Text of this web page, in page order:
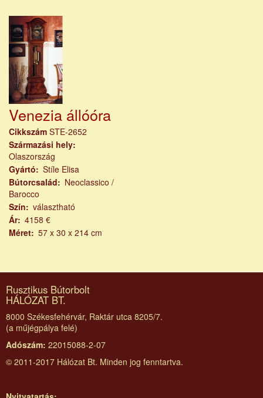
Venezia állóóra
Cikkszám STE-2652
Származási hely
Olaszország
Gyártó
Stíle Elisa
Bútorcsalád
Neoclassico /
Barocco
Szín
választható
Ár 4158 €
Méret 57 x 30 x 214 cm
Rusztikus Bútorbolt
HÁLÓZAT BT.
8000 Székesfehérvár, Raktár utca 8205/7.
(a műjégpálya felé)
Adószám: 22015088-2-07
© 2011-2017 Hálózat Bt. Minden jog fenntartva.